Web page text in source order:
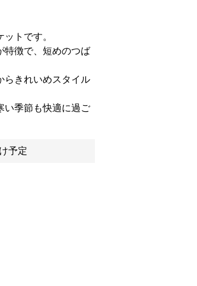
トです。
特徴で、短めのつば
らきれいめスタイル
い季節も快適に過ご
予定